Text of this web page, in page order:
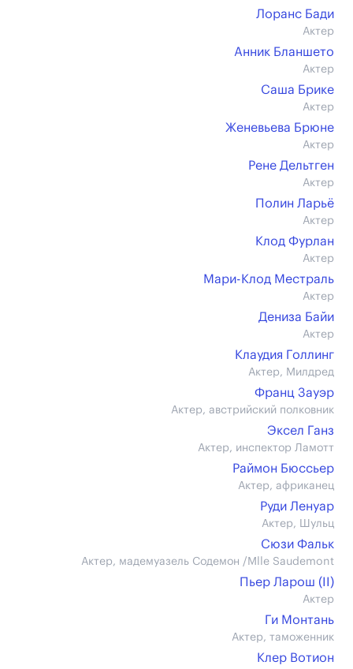
Лоранс Бади
Актер
Анник Бланшето
Актер
Саша Брике
Актер
Женевьева Брюне
Актер
Рене Дельтген
Актер
Полин Ларьё
Актер
Клод Фурлан
Актер
Мари-Клод Местраль
Актер
Дениза Байи
Актер
Клаудия Голлинг
Актер, Милдред
Франц Зауэр
Актер, австрийский полковник
Эксел Ганз
Актер, инспектор Ламотт
Раймон Бюссьер
Актер, африканец
Руди Ленуар
Актер, Шульц
Сюзи Фальк
Актер, мадемуазель Содемон /Mlle Saudemont
Пьер Ларош (II)
Актер
Ги Монтань
Актер, таможенник
Клер Вотион